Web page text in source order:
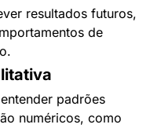
resultados futuros,
de
padrões
numéricos, como